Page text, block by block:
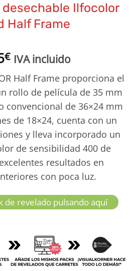
desechable Ilfocolor
Half Frame
€ IVA incluido
Half Frame proporciona el
rollo de película de 35 mm
convencional de 36×24 mm
de 18×24, cuenta con un
y lleva incorporado un
de sensibilidad 400 de
resultados en
con poca luz.
de revelado pulsando aquí